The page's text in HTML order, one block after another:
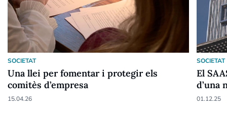
SOCIETAT
Una llei per fomentar i protegir els
comitès d’empresa
15.04.26
SOCIETAT
El
d’una
01.12.25